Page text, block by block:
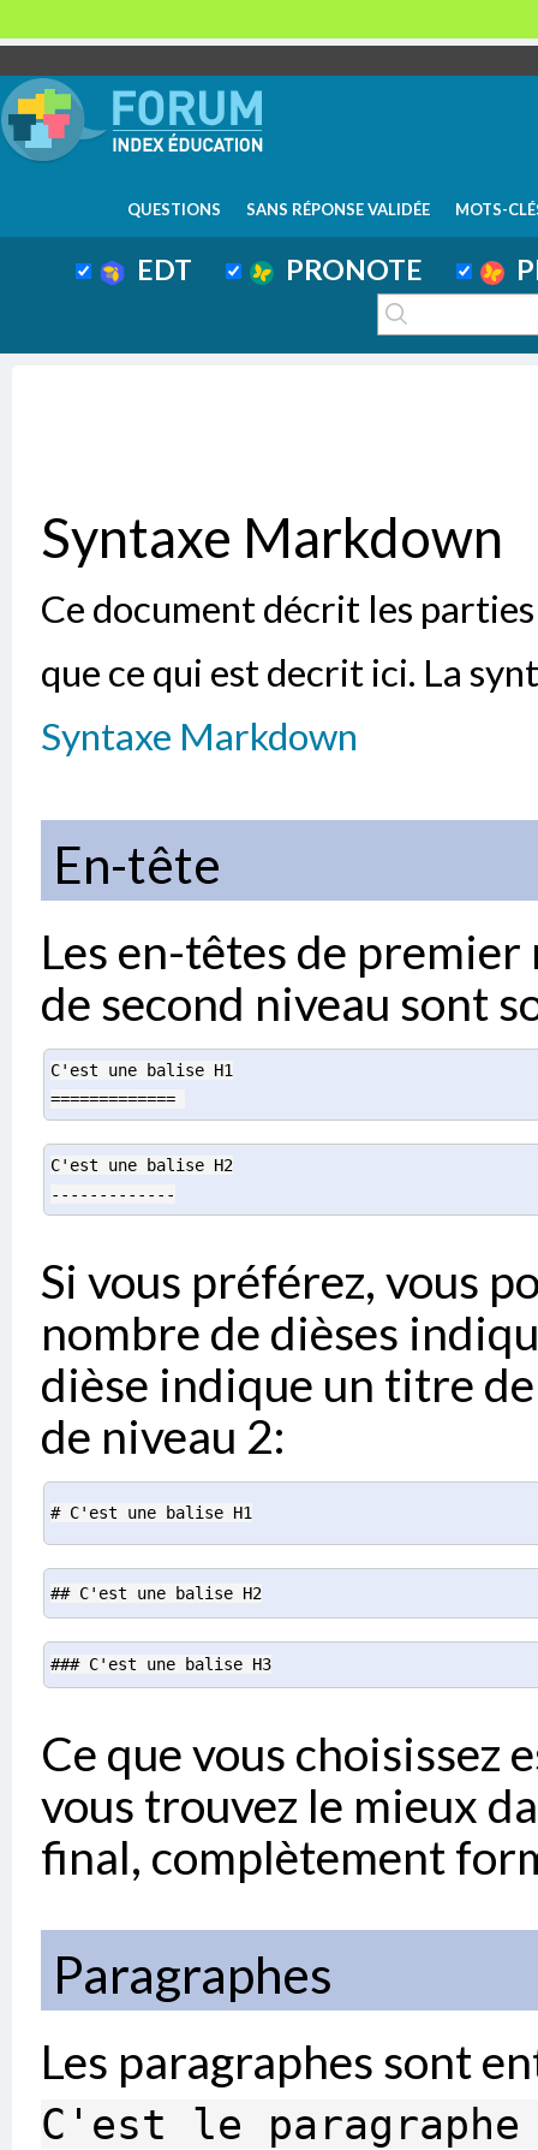
QUESTIONS SANS RÉPONSE VALIDÉE MOTS-
EDT PRONOTE
Syntaxe Markdown
Ce document décrit les
que ce qui est decrit ici. La
Syntaxe Markdown
En-tête
Les en-têtes de premier
de second niveau sont
C'est une balise H1
=============
C'est une balise H2
-------------
Si vous préférez, vous
nombre de dièses
dièse indique un titre
de niveau 2:
# C'est une balise H1
## C'est une balise H2
### C'est une balise H3
Ce que vous choisissez
vous trouvez le mieux
final, complètement
Paragraphes
Les paragraphes sont
C'est le paragraphe